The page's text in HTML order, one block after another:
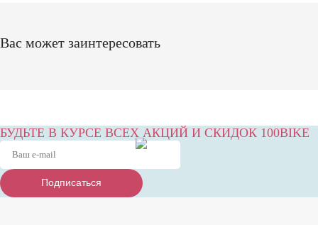
Вас может заинтересовать
БУДЬТЕ В КУРСЕ ВСЕХ АКЦИЙ И СКИДОК 100BIKE
Подписаться
Подписаться
Подписаться